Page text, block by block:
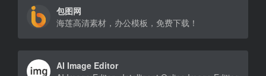
包图网
海莲高清素材，办公模板，免费下载！
AI Image Editor